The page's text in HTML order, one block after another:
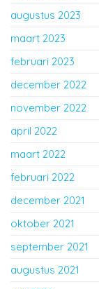
augustus 2023
maart 2023
februari 2023
december 2022
november 2022
april 2022
maart 2022
februari 2022
december 2021
oktober 2021
september 2021
augustus 2021